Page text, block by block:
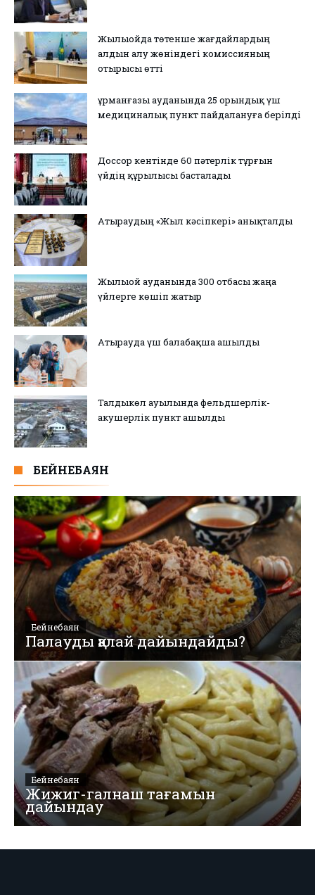
Жылыойда төтенше жағдайлардың
алдын алу жөніндегі комиссияның
отырысы өтті
Құрманғазы ауданында 25 орындық үш
медициналық пункт пайдалануға берілді
Доссор кентінде 60 пәтерлік тұрғын
үйдің құрылысы басталады
Атыраудың «Жыл кәсіпкері» анықталды
Жылыой ауданында 300 отбасы жаңа
үйлерге көшіп жатыр
Атырауда үш балабақша ашылды
Талдыкөл ауылында фельдшерлік-
акушерлік пункт ашылды
БЕЙНЕБАЯН
Бейнебаян
Палауды қалай дайындайды?
Бейнебаян
Жижиг-галнаш тағамын
дайындау